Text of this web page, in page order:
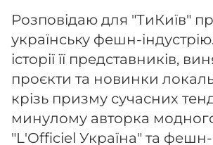
Розповідаю для "ТиКиїв"
українську фешн-
історії її представників,
проєкти та новинки
крізь призму сучасних
минулому авторка
"L'Officiel Україна" та фешн-